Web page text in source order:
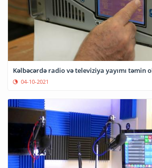
Kəlbəcərdə radio və televiziya yayımı təmin
04-10-2021